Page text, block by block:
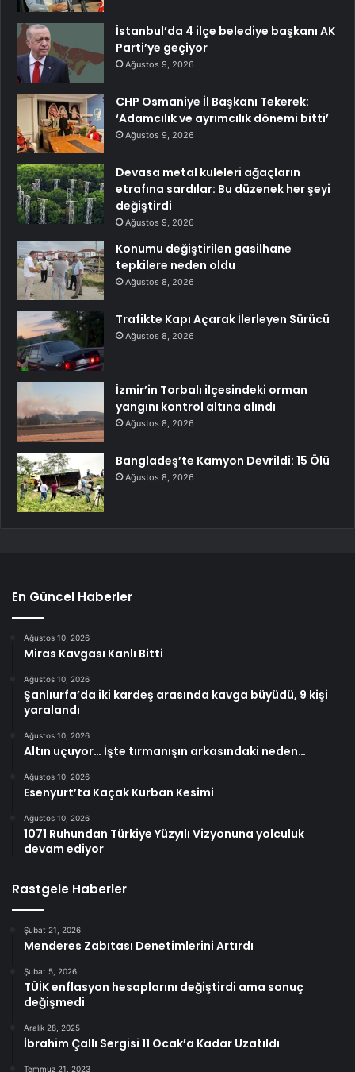
İstanbul’da 4 ilçe belediye başkanı AK
Parti’ye geçiyor
Ağustos 9, 2026
CHP Osmaniye İl Başkanı Tekerek:
‘Adamcılık ve ayrımcılık dönemi bitti’
Ağustos 9, 2026
Devasa metal kuleleri ağaçların
etrafına sardılar: Bu düzenek her şeyi
değiştirdi
Ağustos 9, 2026
Konumu değiştirilen gasilhane
tepkilere neden oldu
Ağustos 8, 2026
Trafikte Kapı Açarak İlerleyen Sürücü
Ağustos 8, 2026
İzmir’in Torbalı ilçesindeki orman
yangını kontrol altına alındı
Ağustos 8, 2026
Bangladeş’te Kamyon Devrildi: 15 Ölü
Ağustos 8, 2026
En Güncel Haberler
Ağustos 10, 2026
Miras Kavgası Kanlı Bitti
Ağustos 10, 2026
Şanlıurfa’da iki kardeş arasında kavga büyüdü, 9 kişi
yaralandı
Ağustos 10, 2026
Altın uçuyor… İşte tırmanışın arkasındaki neden…
Ağustos 10, 2026
Esenyurt’ta Kaçak Kurban Kesimi
Ağustos 10, 2026
1071 Ruhundan Türkiye Yüzyılı Vizyonuna yolculuk
devam ediyor
Rastgele Haberler
Şubat 21, 2026
Menderes Zabıtası Denetimlerini Artırdı
Şubat 5, 2026
TÜİK enflasyon hesaplarını değiştirdi ama sonuç
değişmedi
Aralık 28, 2025
İbrahim Çallı Sergisi 11 Ocak’a Kadar Uzatıldı
Temmuz 21, 2023